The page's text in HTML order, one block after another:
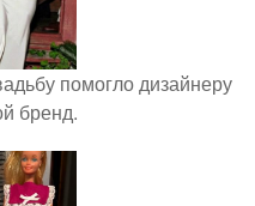
помогло дизайнеру
бренд.